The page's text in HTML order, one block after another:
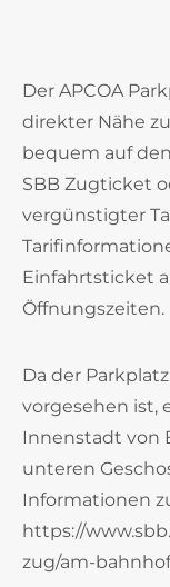
Der APCOA
direkter Nähe
bequem auf
SBB Zugticket
vergünstigter
Einfahrtsticket
Öffnungszeiten.
Da der
vorgesehen ist,
Innenstadt von
unteren
Informationen
https://
zug/am-